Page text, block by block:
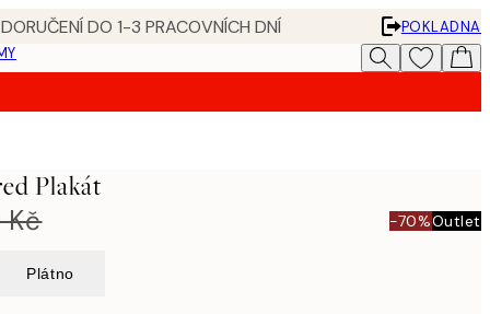
DO 1-3 PRACOVNÍCH DNÍ
POKLADNA
Plakát
Kč -70%Outlet
Plátno